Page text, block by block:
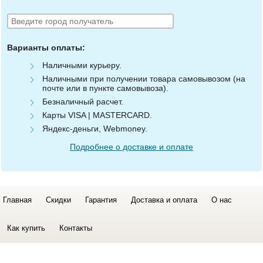
Варианты оплаты:
Наличными курьеру.
Наличными при получении товара самовывозом (на
почте или в пункте самовывоза).
Безналичный расчет.
Карты VISA | MASTERCARD.
Яндекс-деньги, Webmoney.
Подробнее о доставке и оплате
Главная Скидки Гарантия Доставка и оплата О нас
Как купить Контакты